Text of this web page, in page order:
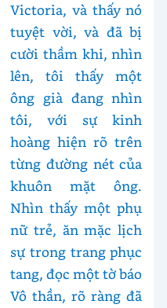
Victoria, và thấy nó
tuyệt vời, và đã bị
cười thầm khi, nhìn
lên, tôi thấy một
ông già đang nhìn
tôi, với sự kinh
hoàng hiện rõ trên
từng đường nét của
khuôn mặt ông.
Nhìn thấy một phụ
nữ trẻ, ăn mặc lịch
sự trong trang phục
tang, đọc một tờ báo
Vô thần, rõ ràng đã